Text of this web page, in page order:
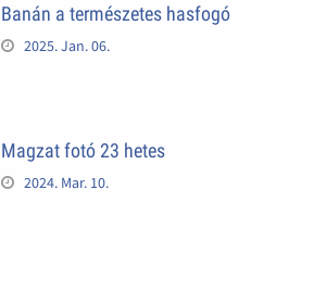
Banán a természetes hasfogó
2025. Jan. 06.
Magzat fotó 23 hetes
2024. Mar. 10.